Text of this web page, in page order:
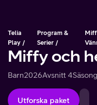
Telia
Play
Program &
Serier
Miffy och
Barn2026Avsnitt 4
Utforska paket